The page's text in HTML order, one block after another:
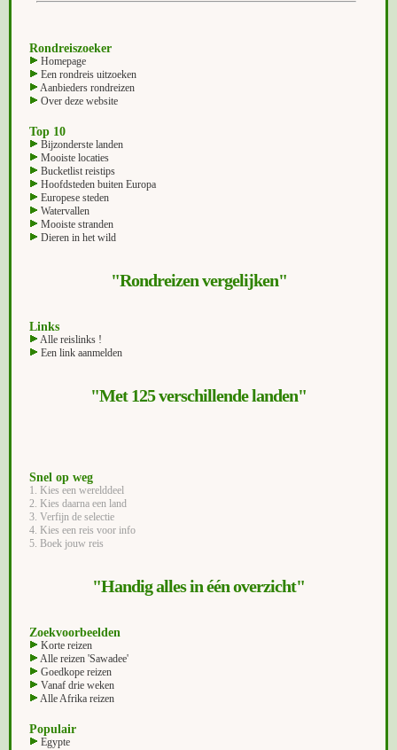
Rondreiszoeker
Homepage
Een rondreis uitzoeken
Aanbieders rondreizen
Over deze website
Top 10
Bijzonderste landen
Mooiste locaties
Bucketlist reistips
Hoofdsteden buiten Europa
Europese steden
Watervallen
Mooiste stranden
Dieren in het wild
"Rondreizen vergelijken"
Links
Alle reislinks !
Een link aanmelden
"Met 125 verschillende landen"
Snel op weg
1. Kies een werelddeel
2. Kies daarna een land
3. Verfijn de selectie
4. Kies een reis voor info
5. Boek jouw reis
"Handig alles in één overzicht"
Zoekvoorbeelden
Korte reizen
Alle reizen 'Sawadee'
Goedkope reizen
Vanaf drie weken
Alle Afrika reizen
Populair
Egypte